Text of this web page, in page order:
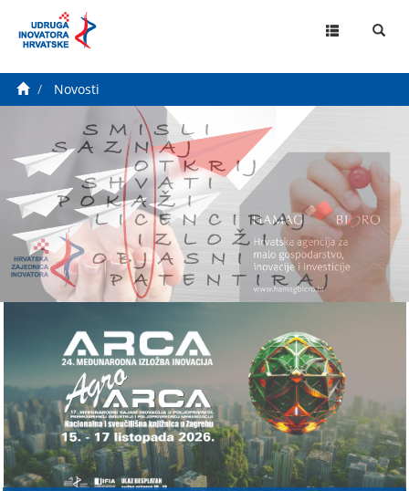
MENU
Novosti